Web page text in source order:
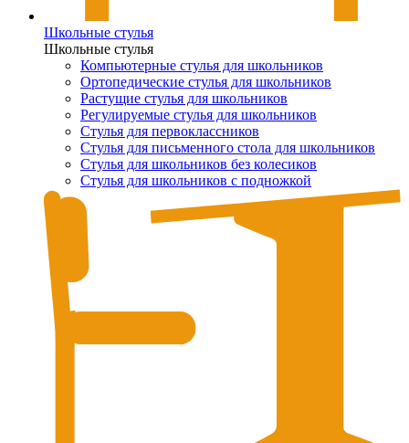
Школьные стулья
Школьные стулья
Компьютерные стулья для школьников
Ортопедические стулья для школьников
Растущие стулья для школьников
Регулируемые стулья для школьников
Стулья для первоклассников
Стулья для письменного стола для школьников
Стулья для школьников без колесиков
Стулья для школьников с подножкой